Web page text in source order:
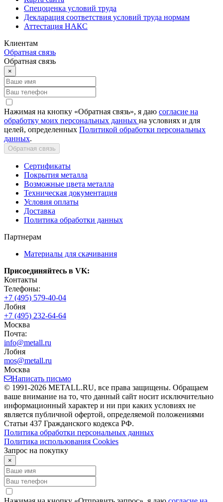
Спецоценка условий труда
Декларация соответствия условий труда нормам
Аттестация НАКС
Клиентам
Обратная связь
Обратная связь
×
Нажимая на кнопку «Обратная связь», я даю согласие на
обработку моих персональных данных на условиях и для
целей, определенных Политикой обработки персональных
данных.
Обратная связь
Сертификаты
Покрытия металла
Возможные цвета металла
Техническая документация
Условия оплаты
Доставка
Политика обработки данных
Партнерам
Материалы для скачивания
Присоединяйтесь в VK:
Контакты
Телефоны:
+7 (495) 579-40-04
Лобня
+7 (495) 232-64-64
Москва
Почта:
info@metall.ru
Лобня
mos@metall.ru
Москва
Написать письмо
© 1991-2026 METALL.RU, все права защищены. Обращаем
ваше внимание на то, что данный сайт носит исключительно
информационный характер и ни при каких условиях не
является публичной офертой, определяемой положениями
Статьи 437 Гражданского кодекса РФ.
Политика обработки персональных данных
Политика использования Сookies
Запрос на покупку
×